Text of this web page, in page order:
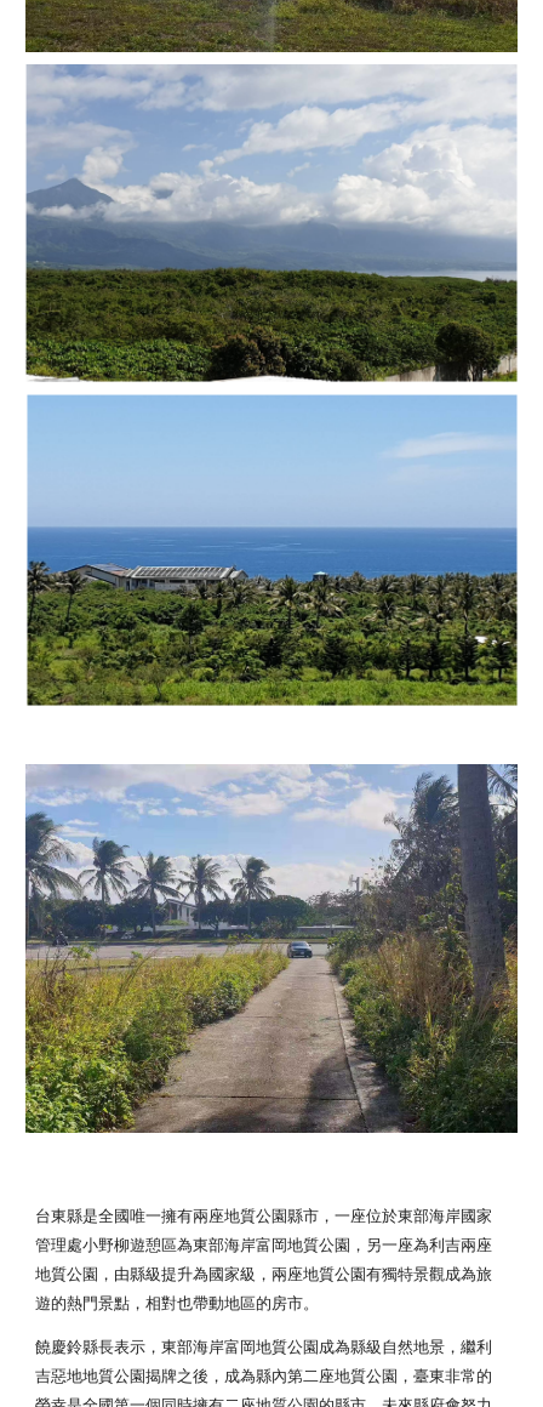
台東縣是全國唯一擁有兩座地質公園縣市，一座位於東部海岸國家
管理處小野柳遊憩區為東部海岸富岡地質公園，另一座為利吉兩座
地質公園，由縣級提升為國家級，兩座地質公園有獨特景觀成為旅
遊的熱門景點，相對也帶動地區的房市。
饒慶鈴縣長表示，東部海岸富岡地質公園成為縣級自然地景，繼利
吉惡地地質公園揭牌之後，成為縣內第二座地質公園，臺東非常的